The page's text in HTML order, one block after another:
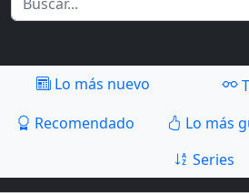
Lo más nuevo
Recomendado
Lo más
Series